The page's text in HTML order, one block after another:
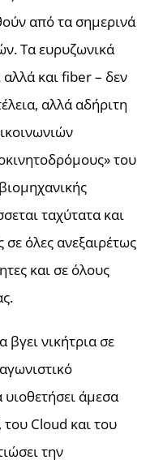
από τα σημερινά
Τα ευρυζωνικά
αλλά και fiber – δεν
αλλά αδήριτη
του
ταχύτατα και
σε όλες ανεξαιρέτως
και σε όλους
βγει νικήτρια σε
υιοθετήσει άμεσα
του Cloud και του
την